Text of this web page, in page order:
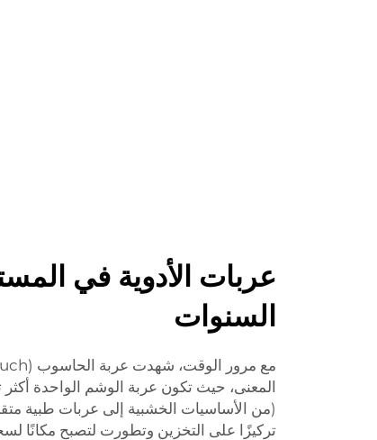
عربات الأدوية في
السنوات
المعنى، حيث تكون عربة الوشم الواحدة
(من الأساسيات الخشبية إلى عربات طبية